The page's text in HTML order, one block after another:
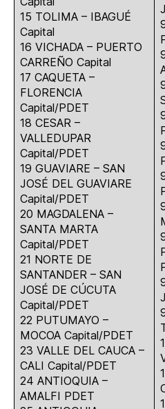
15 TOLIMA – IBAGUÉ
Capital
16 VICHADA – PUERTO
CARREÑO Capital
17 CAQUETA –
FLORENCIA
Capital/PDET
18 CESAR –
VALLEDUPAR
Capital/PDET
19 GUAVIARE – SAN
JOSÉ DEL GUAVIARE
Capital/PDET
20 MAGDALENA –
SANTA MARTA
Capital/PDET
21 NORTE DE
SANTANDER – SAN
JOSÉ DE CÚCUTA
Capital/PDET
22 PUTUMAYO –
MOCOA Capital/PDET
23 VALLE DEL CAUCA –
CALI Capital/PDET
24 ANTIOQUIA –
AMALFI PDET